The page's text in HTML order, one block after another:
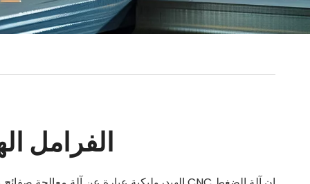
الفرامل